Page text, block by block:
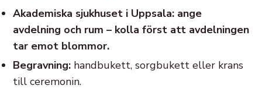
Akademiska sjukhuset i Uppsala: ange
avdelning och rum – kolla först att avdelningen
tar emot blommor.
Begravning: handbukett, sorgbukett eller krans
till ceremonin.